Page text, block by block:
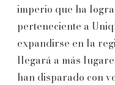
imperio que ha
perteneciente a
expandirse en la
llegará a más
han disparado con